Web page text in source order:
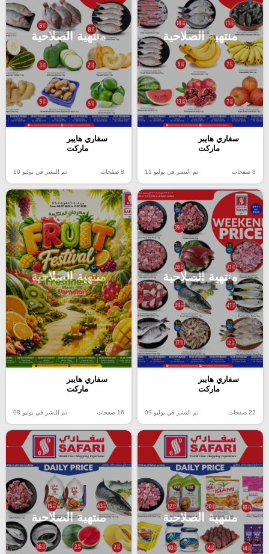
منتهية الصلاحية
سفاري هايبر
ماركت
8 صفحات تم النشر في يوليو 11
منتهية الصلاحية
سفاري هايبر
ماركت
8 صفحات تم النشر في يوليو 10
منتهية الصلاحية
سفاري هايبر
ماركت
22 صفحات تم النشر في يوليو 09
منتهية الصلاحية
سفاري هايبر
ماركت
16 صفحات تم النشر في يوليو 08
منتهية الصلاحية منتهية الصلاحية